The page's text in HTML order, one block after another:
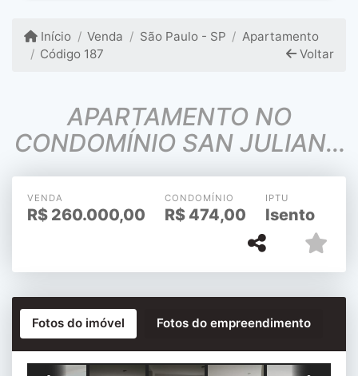
Início Venda São Paulo - SP
Apartamento
Código 187
Voltar
APARTAMENTO NO
CONDOMÍNIO SAN JULIANO
- SEM PLANEJADOS
DOCUMENTAÇÃO OK.
VENDA
R$ 260.000,00
CONDOMÍNIO
R$ 474,00
IPTU
Isento
Fotos do imóvel Fotos do empreendimento